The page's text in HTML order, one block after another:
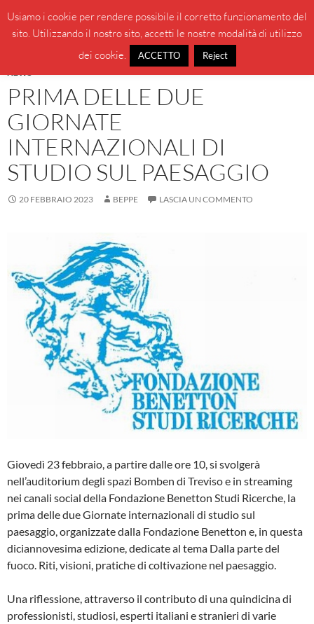
contenuto
BeppeBlog
MENU
NEWS
PRIMA DELLE DUE
GIORNATE
INTERNAZIONALI DI
STUDIO SUL PAESAGGIO
20 FEBBRAIO 2023 BEPPE LASCIA UN COMMENTO
Giovedì 23 febbraio, a partire dalle ore 10, si svolgerà
nell’auditorium degli spazi Bomben di Treviso e in streaming
nei canali social della Fondazione Benetton Studi Ricerche, la
prima delle due Giornate internazionali di studio sul
paesaggio, organizzate dalla Fondazione Benetton e, in questa
diciannovesima edizione, dedicate al tema Dalla parte del
fuoco. Riti, visioni, pratiche di coltivazione nel paesaggio.
Una riflessione, attraverso il contributo di una quindicina di
professionisti, studiosi, esperti italiani e stranieri di varie
Usiamo i cookie per rendere possibile il corretto funzionamento del
sito. Utilizzando il nostro sito, accetti le nostre modalità di utilizzo
dei cookie.
ACCETTO Reject